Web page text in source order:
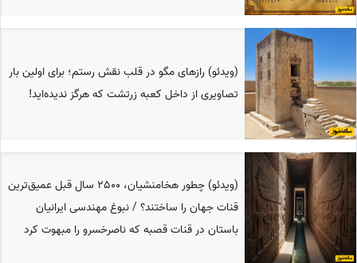
(ویدئو) رازهای مگو در قلب نقش رستم؛ برای اولین بار
تصاویری از داخل کعبه زرتشت که هرگز ندیده‌اید!
(ویدئو) چطور هخامنشیان، 2500 سال قبل عمیق‌ترین
قنات جهان را ساختند؟ / نبوغ مهندسی ایرانیان
باستان در قنات قصبه که ناصرخسرو را مبهوت کرد